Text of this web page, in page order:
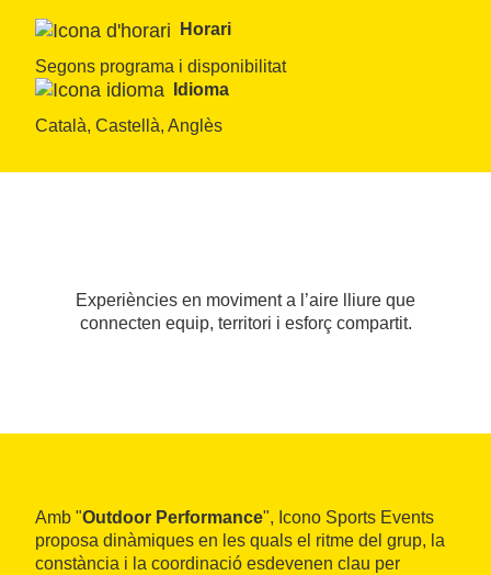
Horari
Segons programa i disponibilitat
Idioma
Català, Castellà, Anglès
Experiències en moviment a l’aire lliure que
connecten equip, territori i esforç compartit.
Amb "Outdoor Performance", Icono Sports Events
proposa dinàmiques en les quals el ritme del grup, la
constància i la coordinació esdevenen clau per